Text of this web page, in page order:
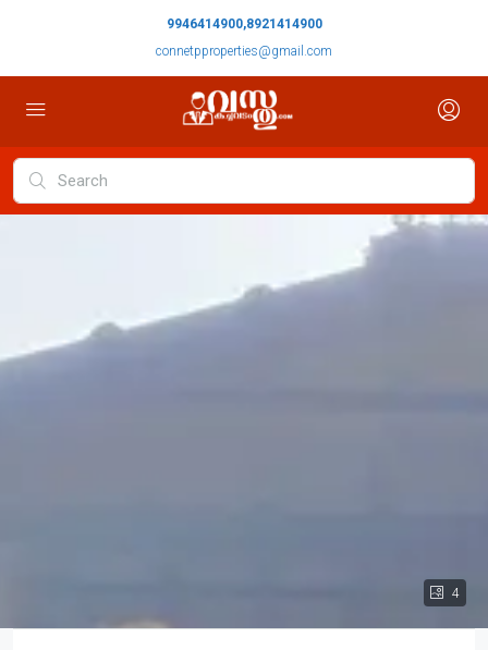
9946414900,8921414900
connetpproperties@gmail.com
4